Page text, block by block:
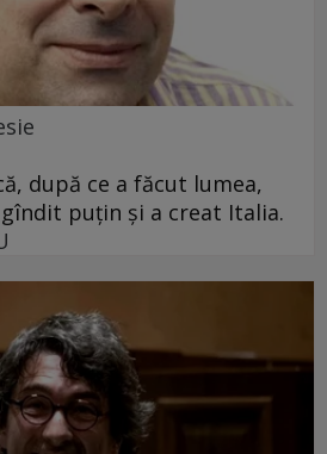
după ce a făcut lumea,
puțin și a creat Italia.